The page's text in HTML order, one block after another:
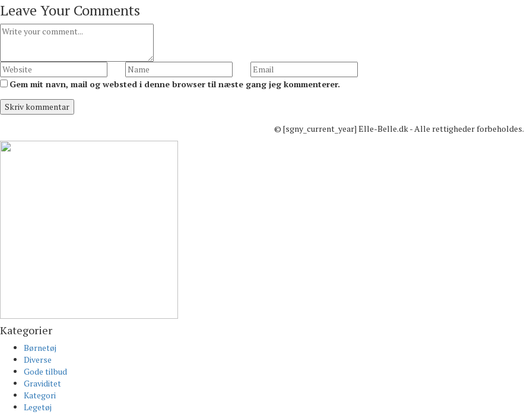
Leave Your Comments
Gem mit navn, mail og websted i denne browser til næste gang jeg kommenterer.
© [sgny_current_year] Elle-Belle.dk - Alle rettigheder forbeholdes.
Kategorier
Børnetøj
Diverse
Gode tilbud
Graviditet
Kategori
Legetøj